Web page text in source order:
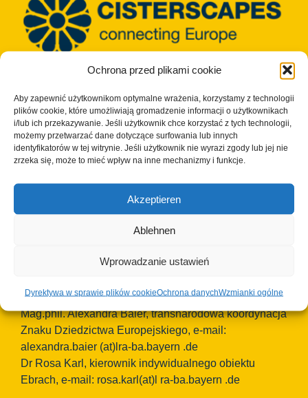
Ochrona przed plikami cookie
Aby zapewnić użytkownikom optymalne wrażenia, korzystamy z technologii
plików cookie, które umożliwiają gromadzenie informacji o użytkownikach
i/lub ich przekazywanie. Jeśli użytkownik chce korzystać z tych technologii,
możemy przetwarzać dane dotyczące surfowania lub innych
identyfikatorów w tej witrynie. Jeśli użytkownik nie wyrazi zgody lub jej nie
zrzeka się, może to mieć wpływ na inne mechanizmy i funkcje.
Akzeptieren
Ablehnen
Wprowadzanie ustawień
Dyrektywa w sprawie plików cookieOchrona danychWzmianki ogólne
Wszelkie prawa zastrzeżone
i wszystkie informacje bez gwarancji.
Kontakt:
Okręg Bamberg
European Heritage Label/Cisterscapes
Bamberg:
Mag.phil. Alexandra Baier, transnarodowa koordynacja
Znaku Dziedzictwa Europejskiego, e-mail:
alexandra.baier (at)lra-ba.bayern .de
Dr Rosa Karl, kierownik indywidualnego obiektu
Ebrach, e-mail: rosa.karl(at)l ra-ba.bayern .de